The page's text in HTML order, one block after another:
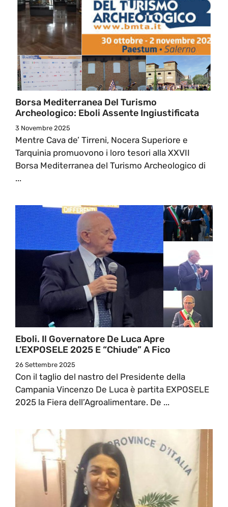
Borsa Mediterranea Del Turismo
Archeologico: Eboli Assente Ingiustificata
3 Novembre 2025
Mentre Cava de’ Tirreni, Nocera Superiore e
Tarquinia promuovono i loro tesori alla XXVII
Borsa Mediterranea del Turismo Archeologico di
...
Eboli. Il Governatore De Luca Apre
L’EXPOSELE 2025 E “chiude” A Fico
26 Settembre 2025
Con il taglio del nastro del Presidente della
Campania Vincenzo De Luca è partita EXPOSELE
2025 la Fiera dell’Agroalimentare. De ...